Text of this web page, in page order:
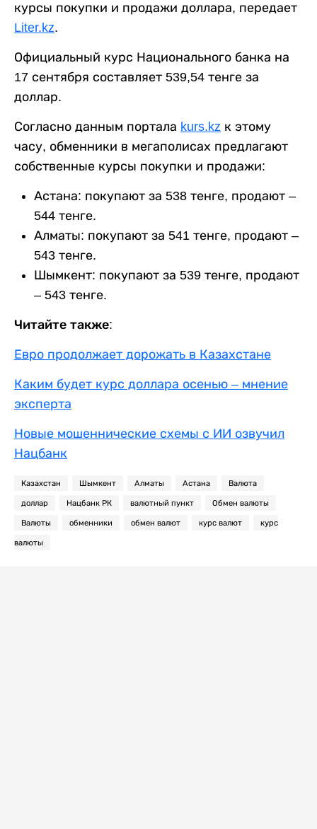
курсы покупки и продажи доллара, передает
Liter.kz.
Официальный курс Национального банка на
17 сентября составляет 539,54 тенге за
доллар.
Согласно данным портала kurs.kz к этому
часу, обменники в мегаполисах предлагают
собственные курсы покупки и продажи:
Астана: покупают за 538 тенге, продают –
544 тенге.
Алматы: покупают за 541 тенге, продают –
543 тенге.
Шымкент: покупают за 539 тенге, продают
– 543 тенге.
Читайте также:
Евро продолжает дорожать в Казахстане
Каким будет курс доллара осенью – мнение
эксперта
Новые мошеннические схемы с ИИ озвучил
Нацбанк
Казахстан Шымкент Алматы Астана Валюта
доллар Нацбанк РК валютный пункт Обмен валюты
Валюты обменники обмен валют курс валют курс
валюты